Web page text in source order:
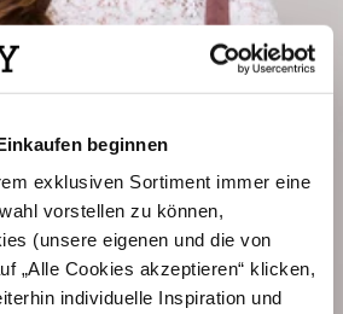
beginnen
exklusiven Sortiment immer eine
vorstellen zu können,
(unsere eigenen und die von
„Alle Cookies akzeptieren“ klicken,
individuelle Inspiration und